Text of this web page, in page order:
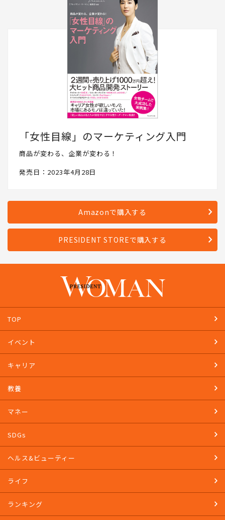
「女性目線」のマーケティング入門
商品が変わる、企業が変わる！
発売日：2023年4月28日
Amazonで購入する
PRESIDENT STOREで購入する
TOP
イベント
キャリア
教養
マネー
SDGs
ヘルス&ビューティー
ライフ
ランキング